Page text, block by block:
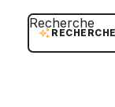
Recherche